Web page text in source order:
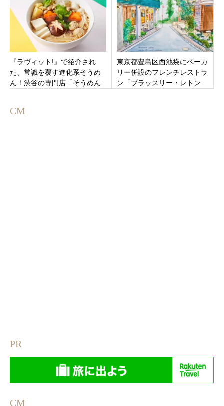
『ラヴィット!』で紹介され
た、常識を覆す進化系そうめ
ん！渋谷の専門店「そうめん
東京都豊島区西池袋にベーカ
リー併設のフレンチレストラ
ン「ブラッスリー・レトン
CM
PR
CM